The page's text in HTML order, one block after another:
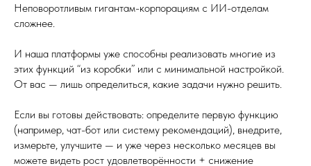
Неповоротливым гигантам-корпорациям с ИИ-отделам
сложнее.
И наша платформы уже способны реализовать многие из
этих функций “из коробки” или с минимальной настройкой.
От вас — лишь определиться, какие задачи нужно решить.
Если вы готовы действовать: определите первую функцию
(например, чат-бот или систему рекомендаций), внедрите,
измерьте, улучшите — и уже через несколько месяцев вы
можете видеть рост удовлетворённости + снижение